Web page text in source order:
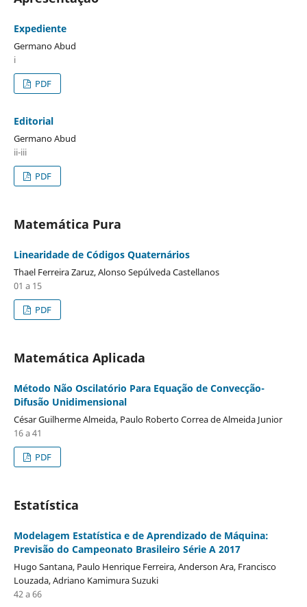
Expediente
Germano Abud
i
PDF
Editorial
Germano Abud
ii-iii
PDF
Matemática Pura
Linearidade de Códigos Quaternários
Thael Ferreira Zaruz, Alonso Sepúlveda Castellanos
01 a 15
PDF
Matemática Aplicada
Método Não Oscilatório Para Equação de Convecção-
Difusão Unidimensional
César Guilherme Almeida, Paulo Roberto Correa de Almeida Junior
16 a 41
PDF
Estatística
Modelagem Estatística e de Aprendizado de Máquina:
Previsão do Campeonato Brasileiro Série A 2017
Hugo Santana, Paulo Henrique Ferreira, Anderson Ara, Francisco
Louzada, Adriano Kamimura Suzuki
42 a 66